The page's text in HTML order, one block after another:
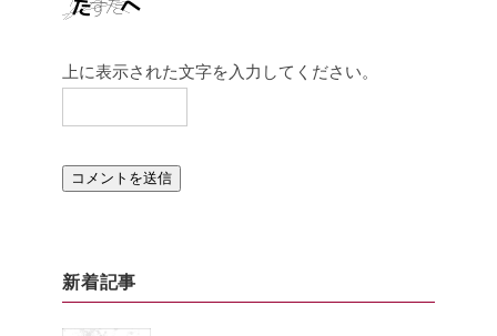
上に表示された文字を入力してください。
新着記事